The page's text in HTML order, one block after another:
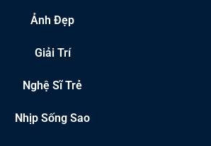
Ảnh Đẹp
Giải Trí
Nghệ Sĩ Trẻ
Nhịp Sống Sao